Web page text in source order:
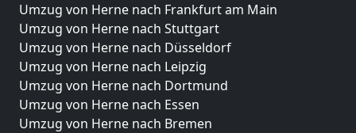
Umzug von Herne nach Frankfurt am Main
Umzug von Herne nach Stuttgart
Umzug von Herne nach Düsseldorf
Umzug von Herne nach Leipzig
Umzug von Herne nach Dortmund
Umzug von Herne nach Essen
Umzug von Herne nach Bremen